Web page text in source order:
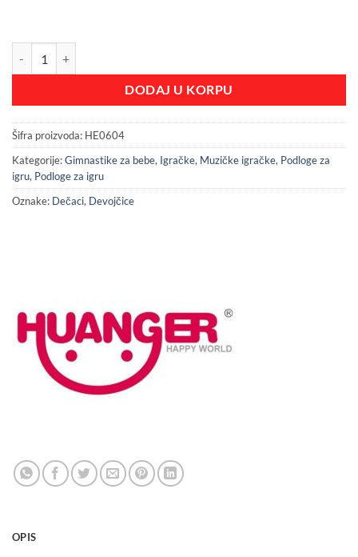
DODAJ U KORPU
Šifra proizvoda: HE0604
Kategorije:Gimnastike za bebe, Igračke, Muzičke igračke, Podloge za
igru, Podloge za igru
Oznake: Dečaci, Devojčice
OPIS